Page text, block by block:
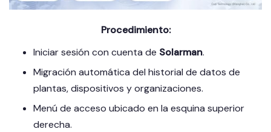
Procedimiento:
Iniciar sesión con cuenta de Solarman.
Migración automática del historial de datos de
plantas, dispositivos y organizaciones.
Menú de acceso ubicado en la esquina superior
derecha.